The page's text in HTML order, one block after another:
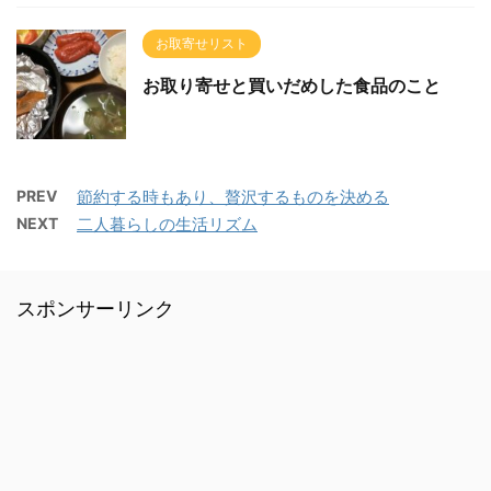
お取寄せリスト
お取り寄せと買いだめした食品のこと
PREV 節約する時もあり、贅沢するものを決める
NEXT 二人暮らしの生活リズム
スポンサーリンク